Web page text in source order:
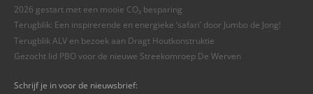
2026 gestart met een mooie CO₂ besparing
Terugblik: Een inspirerende en energieke ‘safari’ door Jumbo de Jong!
Terugblik ALV en bezoek aan Dragt Houtkonstruktie
Gezocht lid PBO voor de nieuwe Streekomroep De Werven
Schrijf je in voor de nieuwsbrief: